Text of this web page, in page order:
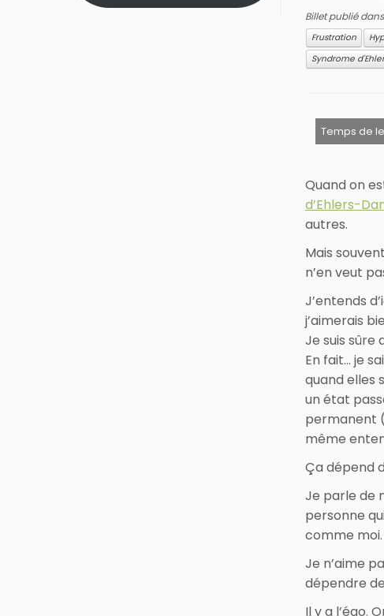
Billet publié dans
Frustration
Syndrome
Quand on
d’Ehlers-
autres.
Mais
n’en veut
J’entends
j’aimerais
Je suis sûre
En fait… je
quand elles
un état
permanent
même
Ça dépend
Je parle de
personne
comme moi.
Je n’aime
dépendre
Il y a l’égo.